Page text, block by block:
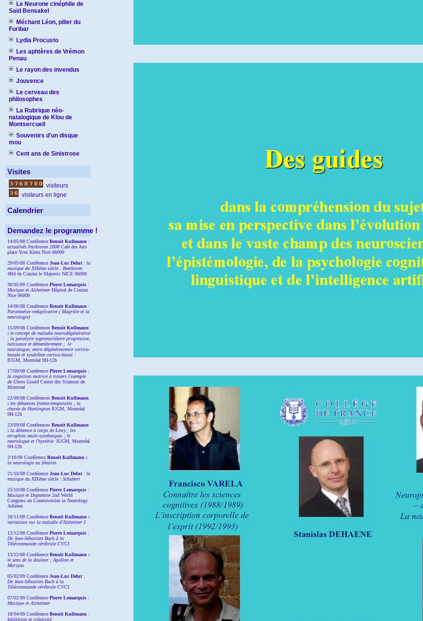
Le Neurone cinéphile de
Saïd Bensakel
Méchant Léon, pilier du
Furibar
Lydia Procusto
Les aphtères de Vrémon
Penau
Le rayon des invendus
Jouvence
Le cerveau des
philosophes
La Rubrique néo-
natalogique de Klou de
Montsercueil
Souvenirs d'un disque
mou
Cent ans de Sinistrose
Visites
visiteurs
visiteurs en ligne
Calendrier
Demandez le programme !
14/05/08 Conférence Benoit Kullmann :
actualités Parkinson 2008 Café des Arts
place Yves Klein Nice 06000
29/05/08 Conférence Jean-Luc Delut : la
musique du XIXème siècle : Beethoven
4Bd de Cimiez le Majestic NICE 06000
30/05/08 Conférence Pierre Lemarquis :
Musique et Alzheimer Hôpital de Cimiez
Nice 06000
14/06/08 Conférence Benoit Kullmann :
Paramnésie reduplicative ( Magritte et la
neurologie)
15/09/08 Conférences Benoit Kullmann
: le concept de maladie neurodégénérative
; la paralysie supranucléaire progressive,
naissance et démembrement ; le
neurologue, entre dégénérescence cortico-
basale et syndrôme cortico-basal :
IUGM, Montréal 9H-12h
17/09/08 Conférence Pierre Lemarquis :
la cognition motrice à travers l'exemple
de Glenn Gould Centre des Sciences de
Montreal
22/09/08 Conférences Benoit Kullmann
: les démences fronto-temporales ; la
chorée de Huntington IUGM, Montréal
9H-12h
23/09/08 Conférences Benoit Kullmann
: la démence à corps de Lewy ; les
atrophies multi-systémiques ; le
neurologue et l'hystérie IUGM, Montréal
9H-12h
2/10/08 Conférence Benoit Kullmann :
la neurologie au féminin
21/10/08 Conférence Jean-Luc Delut : la
musique du XIXème siècle : Schubert
25/10/08 Conférence Pierre Lemarquis :
Musique et Dopamine2nd World
Congress on Controversies in Neurology
Athènes
20/11/08 Conférence Benoit Kullmann :
variations sur la maladie d'Alzheimer I
12/12/08 Conférence Pierre Lemarquis :
De Jean-Sébastien Bach à la
Télécommande cérébraleCVCI
13/12/08 Conférence Benoit Kullmann :
le sens de la douleur ; Apollon et
Marsyas
05/02/09 Conférence Jean-Luc Delut :
De Jean-Sébastien Bach à la
Télécommande cérébraleCVCI
07/02/09 Conférence Pierre Lemarquis :
Musique et Alzheimer
18/04/09 Conférence Benoit Kullmann :
Inhibition et créativité